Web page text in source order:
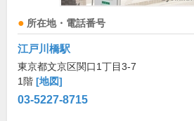
所在地・電話番号
江戸川橋駅
東京都文京区関口1丁目3-7
1階 [地図]
03-5227-8715